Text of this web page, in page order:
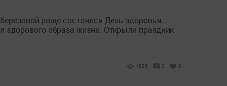
роще состоялся День здоровья.
здорового образа жизни. Открыли праздник
1886 0 0